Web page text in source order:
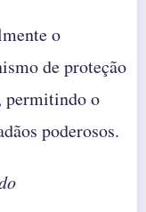
o
de proteção
permitindo o
poderosos.